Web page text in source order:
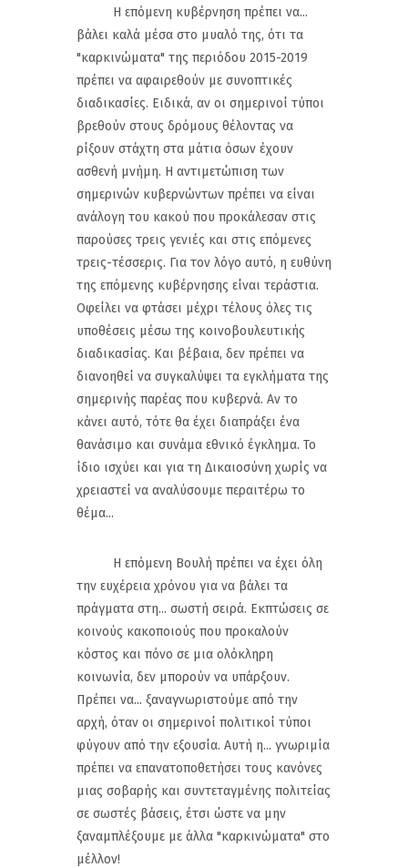
Η επόμενη κυβέρνηση πρέπει να...
βάλει καλά μέσα στο μυαλό της, ότι τα
"καρκινώματα" της περιόδου 2015-2019
πρέπει να αφαιρεθούν με συνοπτικές
διαδικασίες. Ειδικά, αν οι σημερινοί τύποι
βρεθούν στους δρόμους θέλοντας να
ρίξουν στάχτη στα μάτια όσων έχουν
ασθενή μνήμη. Η αντιμετώπιση των
σημερινών κυβερνώντων πρέπει να είναι
ανάλογη του κακού που προκάλεσαν στις
παρούσες τρεις γενιές και στις επόμενες
τρεις-τέσσερις. Για τον λόγο αυτό, η ευθύνη
της επόμενης κυβέρνησης είναι τεράστια.
Οφείλει να φτάσει μέχρι τέλους όλες τις
υποθέσεις μέσω της κοινοβουλευτικής
διαδικασίας. Και βέβαια, δεν πρέπει να
διανοηθεί να συγκαλύψει τα εγκλήματα της
σημερινής παρέας που κυβερνά. Αν το
κάνει αυτό, τότε θα έχει διαπράξει ένα
θανάσιμο και συνάμα εθνικό έγκλημα. Το
ίδιο ισχύει και για τη Δικαιοσύνη χωρίς να
χρειαστεί να αναλύσουμε περαιτέρω το
θέμα...
Η επόμενη Βουλή πρέπει να έχει όλη
την ευχέρεια χρόνου για να βάλει τα
πράγματα στη... σωστή σειρά. Εκπτώσεις σε
κοινούς κακοποιούς που προκαλούν
κόστος και πόνο σε μια ολόκληρη
κοινωνία, δεν μπορούν να υπάρξουν.
Πρέπει να... ξαναγνωριστούμε από την
αρχή, όταν οι σημερινοί πολιτικοί τύποι
φύγουν από την εξουσία. Αυτή η... γνωριμία
πρέπει να επανατοποθετήσει τους κανόνες
μιας σοβαρής και συντεταγμένης πολιτείας
σε σωστές βάσεις, έτσι ώστε να μην
ξαναμπλέξουμε με άλλα "καρκινώματα" στο
μέλλον!